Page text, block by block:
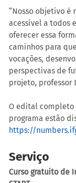
“Nosso objetivo é
acessível a todos
oferecer essa
caminhos para
vocações,
perspectivas de
projeto, professor
O edital completo
programa estão
https://
Serviço
Curso gratuito de